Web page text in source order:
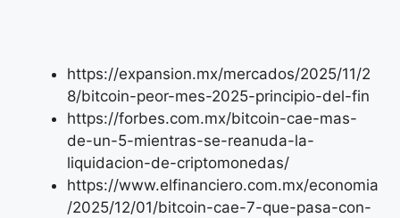
https://expansion.mx/mercados/2025/11/2
8/bitcoin-peor-mes-2025-principio-del-fin
https://forbes.com.mx/bitcoin-cae-mas-
de-un-5-mientras-se-reanuda-la-
liquidacion-de-criptomonedas/
https://www.elfinanciero.com.mx/economia
/2025/12/01/bitcoin-cae-7-que-pasa-con-